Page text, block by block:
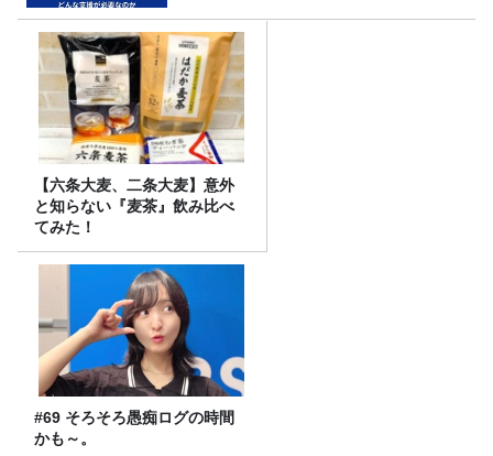
【六条大麦、二条大麦】意外
と知らない『麦茶』飲み比べ
てみた！
#69 そろそろ愚痴ログの時間
かも～。